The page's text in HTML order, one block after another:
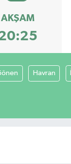
AKŞAM
Havran